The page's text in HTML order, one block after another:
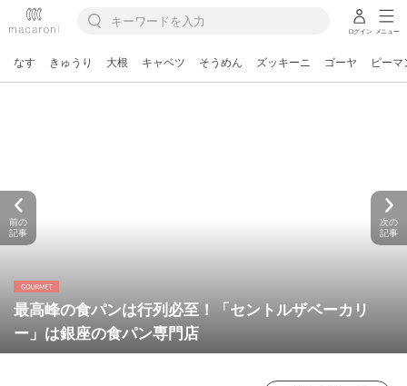
ログイン メニュー
なす きゅうり 大根 キャベツ そうめん ズッキーニ ゴーヤ ピーマ
最高峰の食パンは行列必至！「セントルザベーカリ
ー」は銀座の食パン専門店
前の
記事
次の
記事